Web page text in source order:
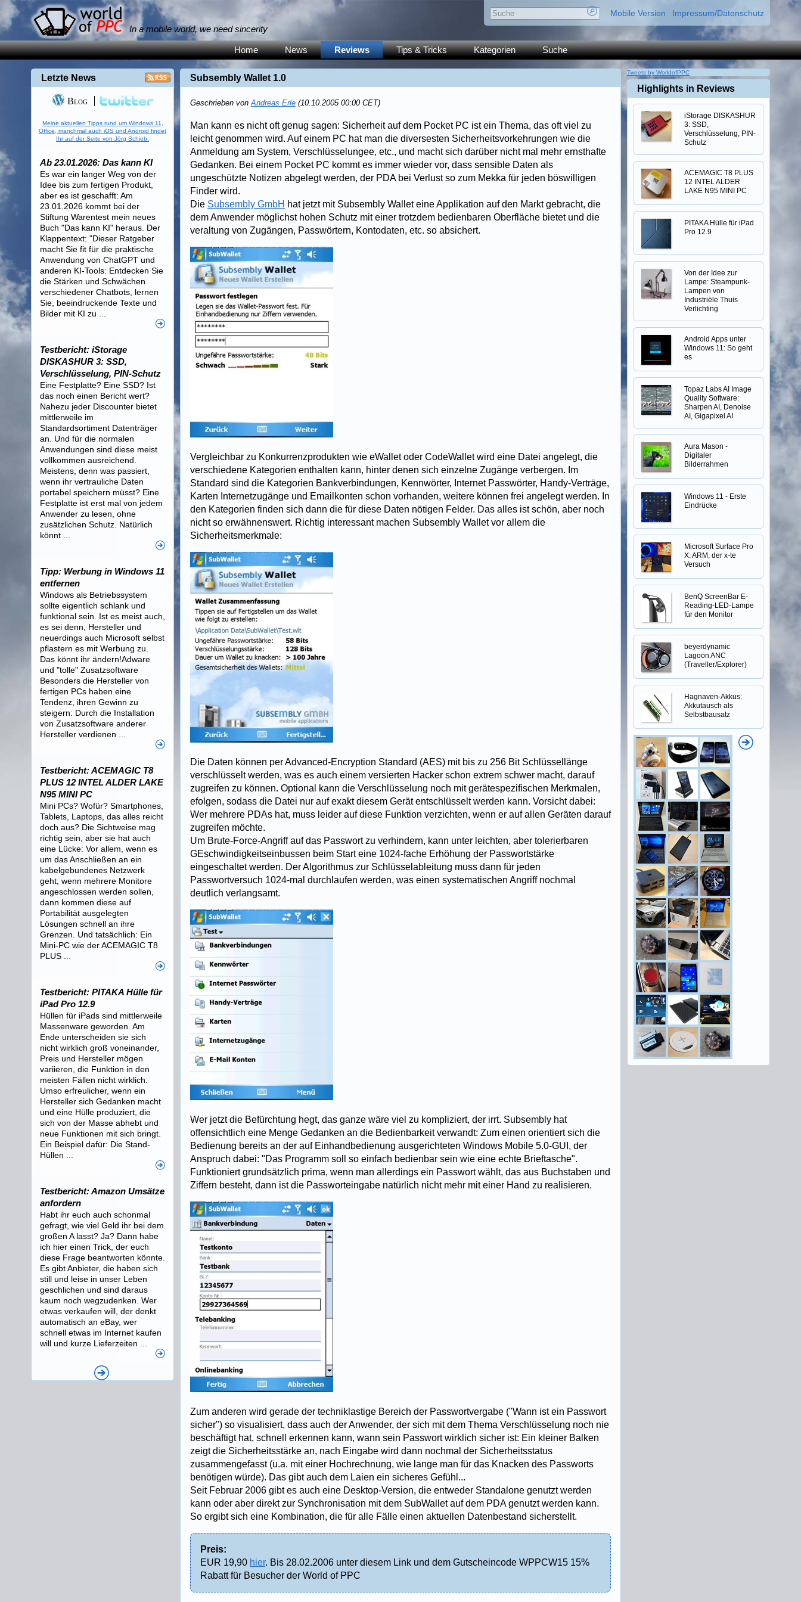
In a mobile world, we need sincerity
Mobile Version Impressum/Datenschutz
Home News Reviews Tips & Tricks Kategorien Suche
Subsembly Wallet 1.0
Geschrieben vonAndreas Erle (10.10.2005 00:00 CET)
Man kann es nicht oft genug sagen: Sicherheit auf dem Pocket PC ist ein Thema, das oft viel zu
leicht genommen wird. Auf einem PC hat man die diversesten Sicherheitsvorkehrungen wie die
Anmeldung am System, Verschlüsselungee, etc., und macht sich darüber nicht mal mehr ernsthafte
Gedanken. Bei einem Pocket PC kommt es immer wieder vor, dass sensible Daten als
ungeschützte Notizen abgelegt werden, der PDA bei Verlust so zum Mekka für jeden böswilligen
Finder wird.
Die Subsembly GmbH hat jetzt mit Subsembly Wallet eine Applikation auf den Markt gebracht, die
dem Anwender möglichst hohen Schutz mit einer trotzdem bedienbaren Oberfläche bietet und die
veraltung von Zugängen, Passwörtern, Kontodaten, etc. so absichert.
Vergleichbar zu Konkurrenzprodukten wie eWallet oder CodeWallet wird eine Datei angelegt, die
verschiedene Kategorien enthalten kann, hinter denen sich einzelne Zugänge verbergen. Im
Standard sind die Kategorien Bankverbindungen, Kennwörter, Internet Passwörter, Handy-Verträge,
Karten Internetzugänge und Emailkonten schon vorhanden, weitere können frei angelegt werden. In
den Kategorien finden sich dann die für diese Daten nötigen Felder. Das alles ist schön, aber noch
nicht so erwähnenswert. Richtig interessant machen Subsembly Wallet vor allem die
Sicherheitsmerkmale:
Die Daten können per Advanced-Encryption Standard (AES) mit bis zu 256 Bit Schlüssellänge
verschlüsselt werden, was es auch einem versierten Hacker schon extrem schwer macht, darauf
zugreifen zu können. Optional kann die Verschlüsselung noch mit gerätespezifischen Merkmalen,
efolgen, sodass die Datei nur auf exakt diesem Gerät entschlüsselt werden kann. Vorsicht dabei:
Wer mehrere PDAs hat, muss leider auf diese Funktion verzichten, wenn er auf allen Geräten darauf
zugreifen möchte.
Um Brute-Force-Angriff auf das Passwort zu verhindern, kann unter leichten, aber tolerierbaren
GEschwindigkeitseinbussen beim Start eine 1024-fache Erhöhung der Passwortstärke
eingeschaltet werden. Der Algorithmus zur Schlüsselableitung muss dann für jeden
Passwortversuch 1024-mal durchlaufen werden, was einen systematischen Angriff nochmal
deutlich verlangsamt.
Wer jetzt die Befürchtung hegt, das ganze wäre viel zu kompliziert, der irrt. Subsembly hat
offensichtlich eine Menge Gedanken an die Bedienbarkeit verwandt: Zum einen orientiert sich die
Bedienung bereits an der auf Einhandbedienung ausgerichteten Windows Mobile 5.0-GUI, der
Anspruch dabei: "Das Programm soll so einfach bedienbar sein wie eine echte Brieftasche".
Funktioniert grundsätzlich prima, wenn man allerdings ein Passwort wählt, das aus Buchstaben und
Ziffern besteht, dann ist die Passworteingabe natürlich nicht mehr mit einer Hand zu realisieren.
Zum anderen wird gerade der techniklastige Bereich der Passwortvergabe ("Wann ist ein Passwort
sicher") so visualisiert, dass auch der Anwender, der sich mit dem Thema Verschlüsselung noch nie
beschäftigt hat, schnell erkennen kann, wann sein Passwort wirklich sicher ist: Ein kleiner Balken
zeigt die Sicherheitsstärke an, nach Eingabe wird dann nochmal der Sicherheitsstatus
zusammengefasst (u.a. mit einer Hochrechnung, wie lange man für das Knacken des Passworts
benötigen würde). Das gibt auch dem Laien ein sicheres Gefühl...
Seit Februar 2006 gibt es auch eine Desktop-Version, die entweder Standalone genutzt werden
kann oder aber direkt zur Synchronisation mit dem SubWallet auf dem PDA genutzt werden kann.
So ergibt sich eine Kombination, die für alle Fälle einen aktuellen Datenbestand sicherstellt.
Preis:
EUR 19,90 hier. Bis 28.02.2006 unter diesem Link und dem Gutscheincode WPPCW15 15%
Rabatt für Besucher der World of PPC
Letzte News
Blog
Meine aktuellen Tipps rund um Windows 11,
Office, manchmal auch iOS und Android findet
Ihr auf der Seite von Jörg Schieb.
Ab 23.01.2026: Das kann KI
Es war ein langer Weg von der
Idee bis zum fertigen Produkt,
aber es ist geschafft: Am
23.01.2026 kommt bei der
Stiftung Warentest mein neues
Buch "Das kann KI" heraus. Der
Klappentext: "Dieser Ratgeber
macht Sie fit für die praktische
Anwendung von ChatGPT und
anderen KI-Tools: Entdecken Sie
die Stärken und Schwächen
verschiedener Chatbots, lernen
Sie, beeindruckende Texte und
Bilder mit KI zu ...
Testbericht: iStorage
DISKASHUR 3: SSD,
Verschlüsselung, PIN-Schutz
Eine Festplatte? Eine SSD? Ist
das noch einen Bericht wert?
Nahezu jeder Discounter bietet
mittlerweile im
Standardsortiment Datenträger
an. Und für die normalen
Anwendungen sind diese meist
vollkommen ausreichend.
Meistens, denn was passiert,
wenn ihr vertrauliche Daten
portabel speichern müsst? Eine
Festplatte ist erst mal von jedem
Anwender zu lesen, ohne
zusätzlichen Schutz. Natürlich
könnt ...
Tipp: Werbung in Windows 11
entfernen
Windows als Betriebssystem
sollte eigentlich schlank und
funktional sein. Ist es meist auch,
es sei denn, Hersteller und
neuerdings auch Microsoft selbst
pflastern es mit Werbung zu.
Das könnt ihr ändern!Adware
und "tolle" Zusatzsoftware
Besonders die Hersteller von
fertigen PCs haben eine
Tendenz, ihren Gewinn zu
steigern: Durch die Installation
von Zusatzsoftware anderer
Hersteller verdienen ...
Testbericht: ACEMAGIC T8
PLUS 12 INTEL ALDER LAKE
N95 MINI PC
Mini PCs? Wofür? Smartphones,
Tablets, Laptops, das alles reicht
doch aus? Die Sichtweise mag
richtig sein, aber sie hat auch
eine Lücke: Vor allem, wenn es
um das Anschließen an ein
kabelgebundenes Netzwerk
geht, wenn mehrere Monitore
angeschlossen werden sollen,
dann kommen diese auf
Portabilität ausgelegten
Lösungen schnell an ihre
Grenzen. Und tatsächlich: Ein
Mini-PC wie der ACEMAGIC T8
PLUS ...
Testbericht: PITAKA Hülle für
iPad Pro 12.9
Hüllen für iPads sind mittlerweile
Massenware geworden. Am
Ende unterscheiden sie sich
nicht wirklich groß voneinander,
Preis und Hersteller mögen
variieren, die Funktion in den
meisten Fällen nicht wirklich.
Umso erfreulicher, wenn ein
Hersteller sich Gedanken macht
und eine Hülle produziert, die
sich von der Masse abhebt und
neue Funktionen mit sich bringt.
Ein Beispiel dafür: Die Stand-
Hüllen ...
Testbericht: Amazon Umsätze
anfordern
Habt ihr euch auch schonmal
gefragt, wie viel Geld ihr bei dem
großen A lasst? Ja? Dann habe
ich hier einen Trick, der euch
diese Frage beantworten könnte.
Es gibt Anbieter, die haben sich
still und leise in unser Leben
geschlichen und sind daraus
kaum noch wegzudenken. Wer
etwas verkaufen will, der denkt
automatisch an eBay, wer
schnell etwas im Internet kaufen
will und kurze Lieferzeiten ...
Tweets by WorldofPPC
Highlights in Reviews
iStorage DISKASHUR
3: SSD,
Verschlüsselung, PIN-
Schutz
ACEMAGIC T8 PLUS
12 INTEL ALDER
LAKE N95 MINI PC
PITAKA Hülle für iPad
Pro 12.9
Von der Idee zur
Lampe: Steampunk-
Lampen von
Industriële Thuis
Verlichting
Android Apps unter
Windows 11: So geht
es
Topaz Labs AI Image
Quality Software:
Sharpen AI, Denoise
AI, Gigapixel AI
Aura Mason -
Digitaler
Bilderrahmen
Windows 11 - Erste
Eindrücke
Microsoft Surface Pro
X: ARM, der x-te
Versuch
BenQ ScreenBar E-
Reading-LED-Lampe
für den Monitor
beyerdynamic
Lagoon ANC
(Traveller/Explorer)
Hagnaven-Akkus:
Akkutausch als
Selbstbausatz